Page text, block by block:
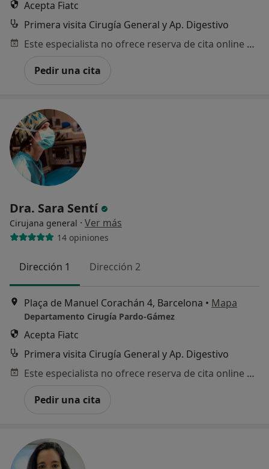
Acepta Fiatc
Primera visita Cirugía General y Ap. Digestivo
Este especialista no ofrece reserva de cita online en esta dirección.
Pedir una cita
Dra. Sara Sentí
Cirujana general · Ver más
14 opiniones
Dirección 1 Dirección 2
Plaça de Manuel Corachán 4, Barcelona • Mapa
Departamento Cirugía Pardo-Gámez
Acepta Fiatc
Primera visita Cirugía General y Ap. Digestivo
Este especialista no ofrece reserva de cita online en esta dirección.
Pedir una cita